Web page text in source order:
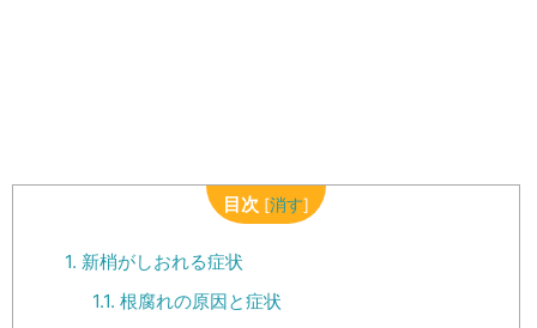
目次 [消す]
1. 新梢がしおれる症状
1.1. 根腐れの原因と症状